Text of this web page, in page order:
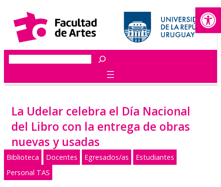
contenido
Buscar
La Udelar celebra el Día Nacional
del Libro con la entrega de obras
nuevas y usadas
Biblioteca Docentes Egresados/as
Estudiantes
Personal TAS